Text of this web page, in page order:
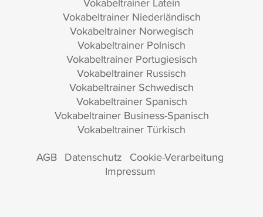
Vokabeltrainer Niederländisch
Vokabeltrainer Norwegisch
Vokabeltrainer Polnisch
Vokabeltrainer Portugiesisch
Vokabeltrainer Russisch
Vokabeltrainer Schwedisch
Vokabeltrainer Spanisch
Vokabeltrainer Business-Spanisch
Vokabeltrainer Türkisch
AGB Datenschutz Cookie-Verarbeitung
Impressum